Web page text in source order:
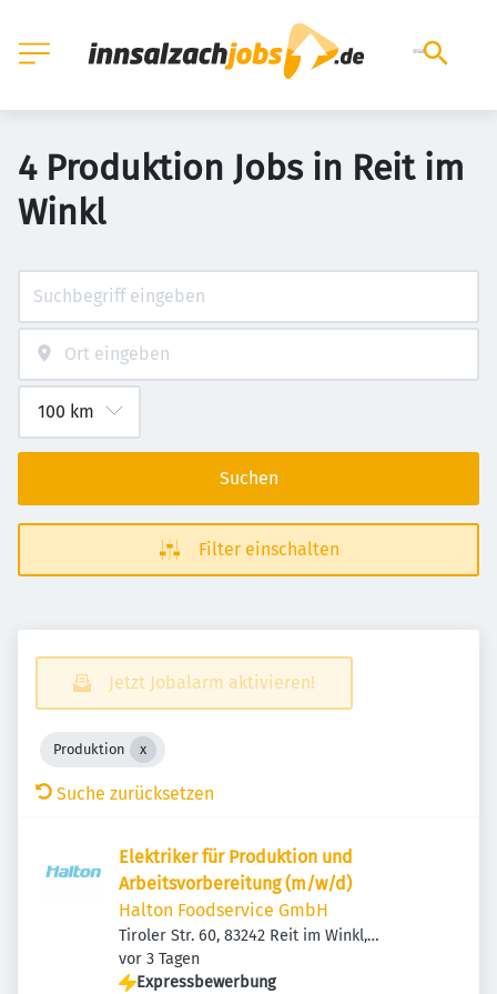
4 Produktion Jobs in Reit im
Winkl
Suchen
Filter einschalten
Jetzt Jobalarm aktivieren!
Produktion
Suche zurücksetzen
Elektriker für Produktion und
Arbeitsvorbereitung (m/w/d)
Halton Foodservice GmbH
Tiroler Str. 60, 83242 Reit im Winkl,
Deutschland
Veröffentlicht
vor 3 Tagen
Expressbewerbung